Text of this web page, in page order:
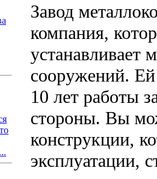
Завод
компания,
устанавливает
сооружений.
10 лет работы
стороны. Вы
конструкции,
эксплуатации,